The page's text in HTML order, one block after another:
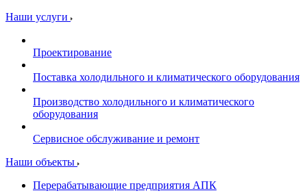
Наши услуги
Проектирование
Поставка холодильного и климатического оборудования
Производство холодильного и климатического
оборудования
Сервисное обслуживание и ремонт
Наши объекты
Перерабатывающие предприятия АПК